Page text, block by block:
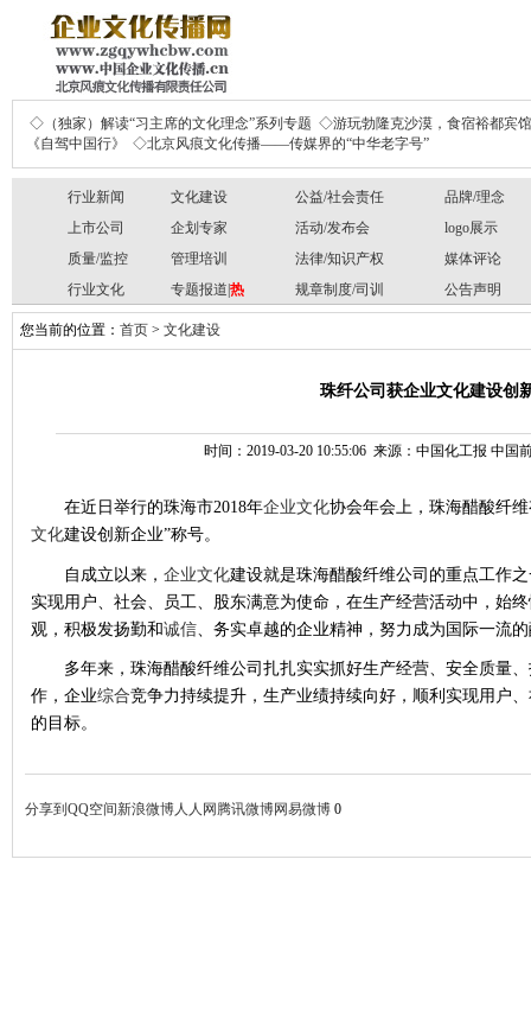
◇（独家）解读“习主席的文化理念”系列专题 ◇游玩勃隆克沙漠，食宿裕都宾馆
《自驾中国行》
◇北京风痕文化传播——传媒界的“中华老字号”
行业新闻 文化建设 公益/社会责任
品牌/理念
上市公司
企划专家 活动/发布会
logo展示
质量/监控
管理培训 法律/知识产权
媒体评论
行业文化
专题报道| 热 规章制度/司训 公告声明
您当前的位置： 首页 > 文化建设
珠纤公司获企业文化建设创
时间：2019-03-20 10:55:06 来源：中国化工报 中国
在近日举行的珠海市2018年企业文化协会年会上，珠海醋酸纤
文化建设创新企业”称号。
自成立以来， 企业文化建设就是珠海醋酸纤维公司的重点工作
实现用户、社会、员工、股东满意为使命，在生产经营活动中，始
观，积极发扬勤和诚信 、务实卓越的企业精神，努力成为国际一流
多年来，珠海醋酸纤维公司扎扎实实抓好生产经营、安全质量
作，企业综合竞争力持续提升，生产业绩持续向好，顺利实现用户
的目标。
分享到 QQ空间新浪微博人人网 腾讯微博网易微博 0